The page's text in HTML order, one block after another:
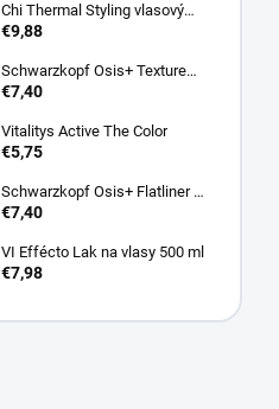
Chi Thermal Styling vlasový
sprej pro lesk Shine Infusion
€9,88
Schwarzkopf Osis+ Texture
Thrill stylingová vláknitá guma
€7,40
Vitalitys Active The Color
€5,75
Schwarzkopf Osis+ Flatliner –
silně fixační sérum pro žehlení
€7,40
VI Effécto Lak na vlasy 500 ml
€7,98